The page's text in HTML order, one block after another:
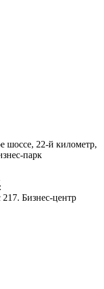
шоссе, 22-й километр,
парк
Бизнес-центр